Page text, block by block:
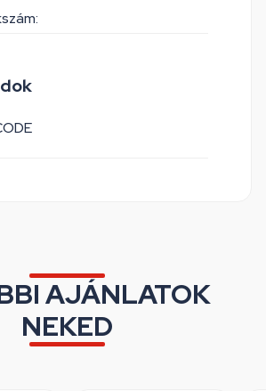
AJÁNLATOK
NEKED